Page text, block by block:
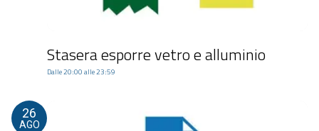
Stasera esporre vetro e alluminio
Dalle 20:00 alle 23:59
26
AGO